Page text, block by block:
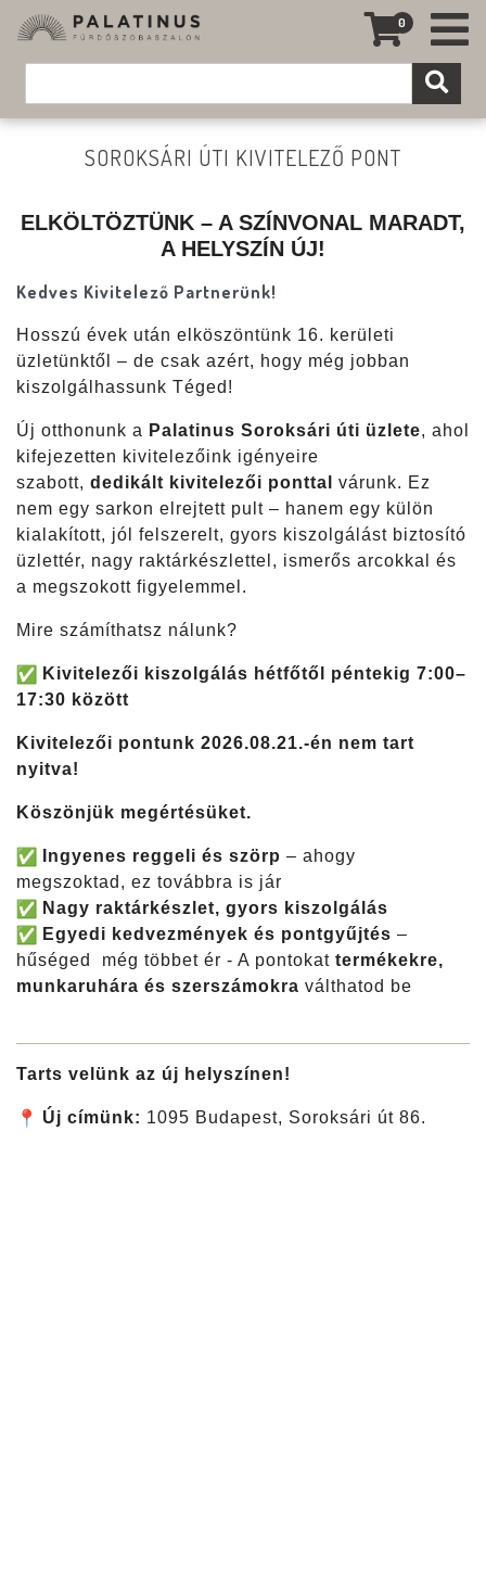
0
SOROKSÁRI ÚTI KIVITELEZŐ PONT
ELKÖLTÖZTÜNK – A SZÍNVONAL MARADT,
A HELYSZÍN ÚJ!
Kedves Kivitelező Partnerünk!
Hosszú évek után elköszöntünk 16. kerületi
üzletünktől – de csak azért, hogy még jobban
kiszolgálhassunk Téged!
Új otthonunk a Palatinus Soroksári úti üzlete, ahol
kifejezetten kivitelezőink igényeire
szabott, dedikált kivitelezői ponttal
várunk. Ez
nem egy sarkon elrejtett pult – hanem egy külön
kialakított, jól felszerelt, gyors kiszolgálást biztosító
üzlettér, nagy raktárkészlettel, ismerős arcokkal és
a megszokott figyelemmel.
Mire számíthatsz nálunk?
Kivitelezői kiszolgálás hétfőtől péntekig 7:00–
17:30 között
Kivitelezői pontunk 2026.08.21.-én nem tart
nyitva!
Köszönjük megértésüket.
Ingyenes reggeli és szörp – ahogy
megszoktad, ez továbbra is jár
Nagy raktárkészlet, gyors kiszolgálás
Egyedi kedvezmények és pontgyűjtés –
hűséged még többet ér - A pontokat termékekre,
munkaruhára és szerszámokra válthatod be
Tarts velünk az új helyszínen!
Új címünk: 1095 Budapest, Soroksári út 86.